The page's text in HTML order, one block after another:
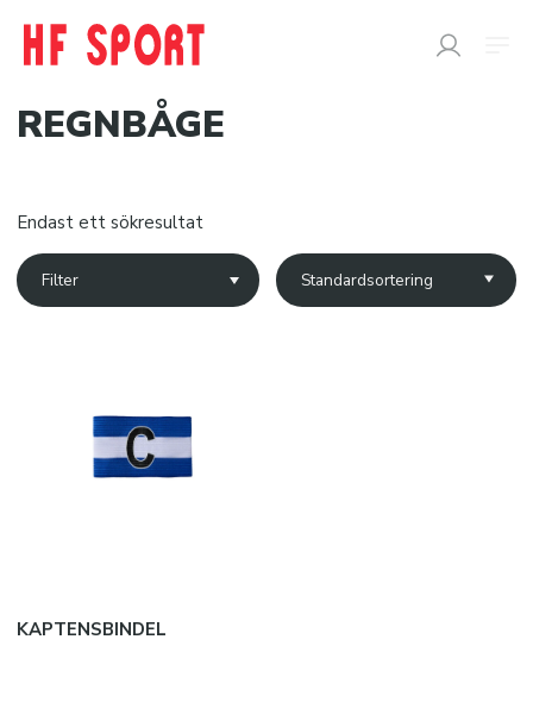
SÖK
Butik
Snabborder
Kataloger
REGNBÅGE
Endast ett sökresultat
Filter
KAPTENSBINDEL